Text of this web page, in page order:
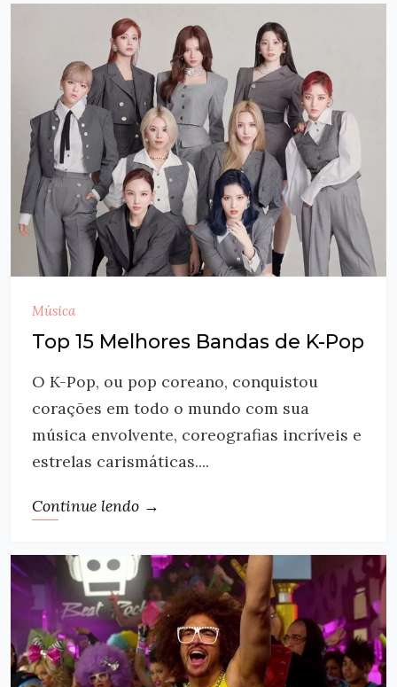
Música
Top 15 Melhores Bandas de K-Pop
O K-Pop, ou pop coreano, conquistou
corações em todo o mundo com sua
música envolvente, coreografias incríveis e
estrelas carismáticas....
Continue lendo →